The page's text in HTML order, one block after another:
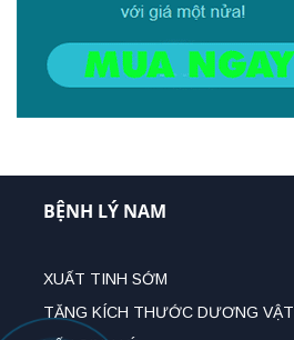
BỆNH LÝ NAM
XUẤT TINH SỚM
TĂNG KÍCH THƯỚC DƯƠNG VẬT